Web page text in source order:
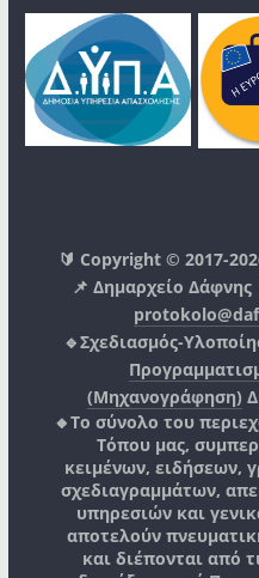
🔰 Copyright © 2017-
📌 Δημαρχείο
🔹Σχεδιασμός-
(Μηχανογράφηση)
🔸Το σύνολο του
Τόπου μας,
κειμένων, ειδήσεων,
σχεδιαγραμμάτων,
υπηρεσιών και
αποτελούν
και διέπονται από